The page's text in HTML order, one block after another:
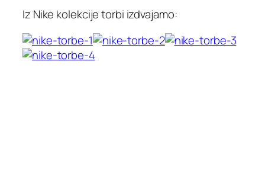
Iz Nike kolekcije torbi izdvajamo: